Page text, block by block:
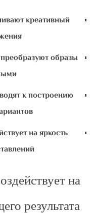
креативный
образы
к построению
на яркость
на
результата